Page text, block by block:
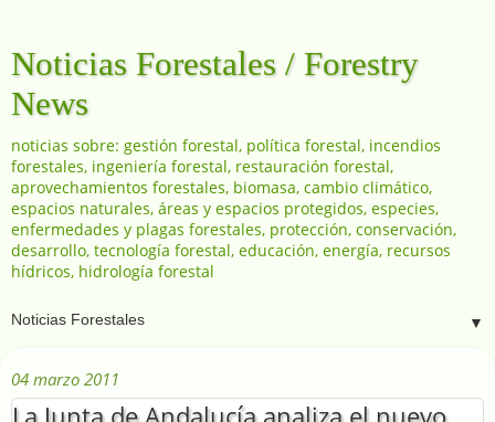
Noticias Forestales / Forestry
News
noticias sobre: gestión forestal, política forestal, incendios
forestales, ingeniería forestal, restauración forestal,
aprovechamientos forestales, biomasa, cambio climático,
espacios naturales, áreas y espacios protegidos, especies,
enfermedades y plagas forestales, protección, conservación,
desarrollo, tecnología forestal, educación, energía, recursos
hídricos, hidrología forestal
▼
04 marzo 2011
La Junta de Andalucía analiza el nuevo